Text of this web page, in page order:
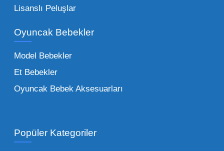
Bebeklik döneminden ergenliğe kadar geniş
toptan tedariği yaparken, piyasadaki en son
figürlerden geleneksel oyun setlerine kadar
her şeyi portföyümüzde bulabilirsiniz.
İşletmeler için toptan oyuncak satış ve alımı
Lisanslı Peluşlar
Oyuncak Bebekler
Model Bebekler
Et Bebekler
Oyuncak Bebek Aksesuarları
Popüler Kategoriler